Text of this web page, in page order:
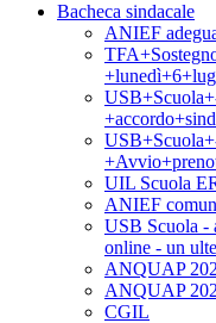
Bacheca sindacale
ANIEF
UIL Scuola
ANIEF
USB Scuola -
online - un
ANQUAP
ANQUAP
CGIL